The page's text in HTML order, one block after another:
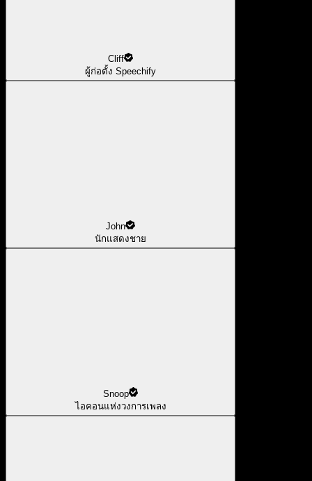
Cliff
ผู้ก่อตั้ง Speechify
John
นักแสดงชาย
Snoop
ไอคอนแห่งวงการเพลง